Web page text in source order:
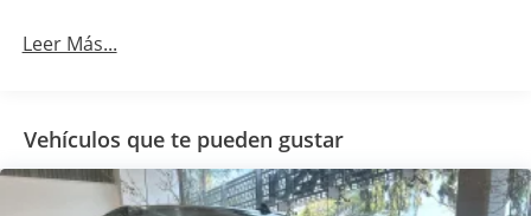
Leer Más...
Vehículos que te pueden gustar